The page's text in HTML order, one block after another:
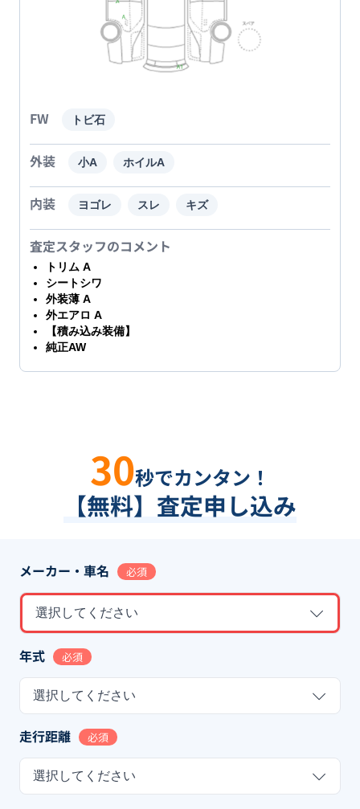
FW トビ石
外装 小A ホイルA
内装 ヨゴレ スレ キズ
査定スタッフのコメント
トリム A
シートシワ
外装薄 A
外エアロ A
【積み込み装備】
純正AW
30秒でカンタン！
【無料】査定申し込み
メーカー・車名 必須
選択してください
年式 必須
選択してください
走行距離 必須
選択してください